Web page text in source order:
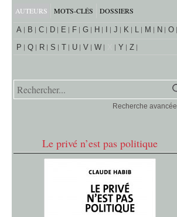
AUTEURS MOTS-CLÉS DOSSIERS
A B C D E F G H J K L M N
O
P
Q R S T U V W Y Z
Recherche avancée
Le privé n’est pas politique